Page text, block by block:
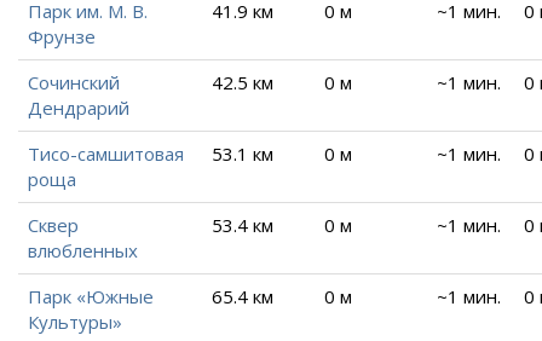
Парк им. М. В.
Фрунзе
41.9 км 0 м ~1 мин. 0
Сочинский
Дендрарий
42.5 км 0 м ~1 мин. 0
Тисо-самшитовая
роща
53.1 км 0 м ~1 мин. 0
Сквер
влюбленных
53.4 км 0 м ~1 мин. 0
Парк «Южные
Культуры»
65.4 км 0 м ~1 мин. 0